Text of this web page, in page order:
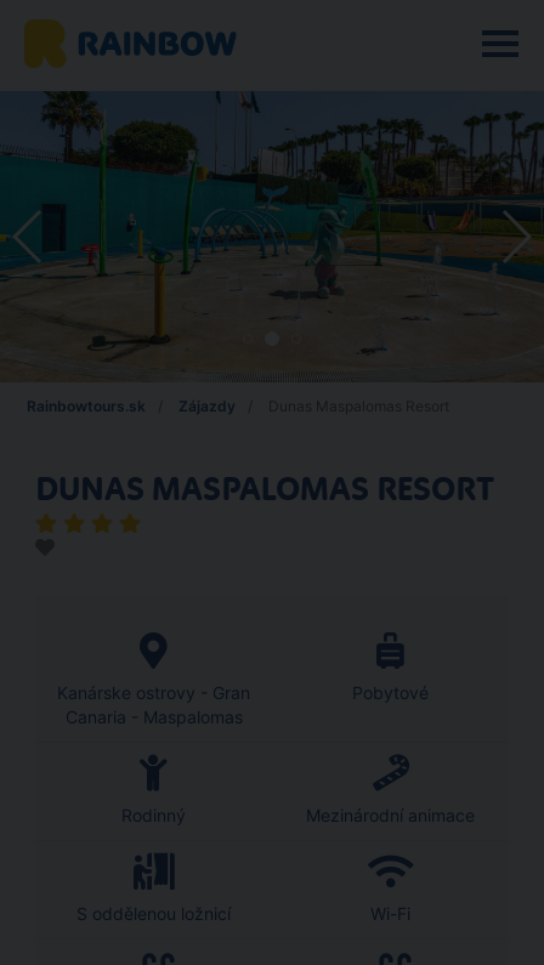
Rainbowtours.sk Zájazdy
DUNAS MASPALOMAS RESORT
Kanárske ostrovy - Gran
Canaria - Maspalomas
Pobytové
Rodinný Mezinárodní animace
S oddělenou ložnicí Wi-Fi